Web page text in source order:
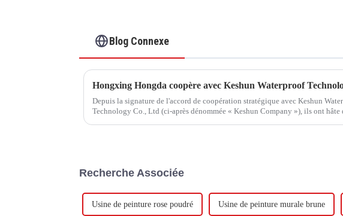
Blog Connexe
Depuis la signature de l'accord de coopération stratégique avec Keshun
Technology Co., Ltd (ci-après dénommée « Keshun Company »), ils ont hâte
Recherche Associée
Usine de peinture rose poudré Usine de peinture murale brune